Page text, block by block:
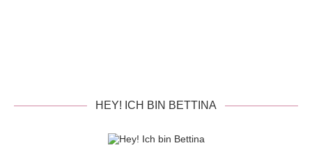
HEY! ICH BIN BETTINA